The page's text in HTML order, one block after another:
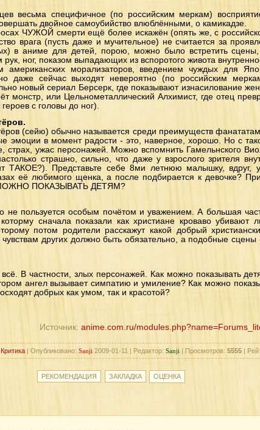
весьма специфичное (по российским меркам)
двойное самоубийство влюблёнными, о камикадзе.
ЧУЖОЙ смерти ещё более искажён (опять же, с
врага (пусть даже и мучительное) не считается за
в аниме для детей, порою, можно было встретить
ног, показом выпадающих из вспоротого живота
морализаторов, введением чуждых для
даже сейчас выходят невероятно (по российским
новый сериал Берсерк, где показывают изнасилование
монстр, или Цельнометаллический Алхимист, где отец
с головы до ног).
(сейю) обычно называется среди преимуществ
эмоции в момент радости - это, наверное, хорошо. Но с
страх, ужас персонажей. Можно вспомнить Гамельнского
страшно, сильно, что даже у взрослого зрителя
ТАКОЕ?). Представьте себе 8ми летнюю малышку, вдруг,
её любимого щенка, а после подбирается к девочке?
МОЖНО ПОКАЗЫВАТЬ ДЕТЯМ?
не пользуется особым почётом и уважением. А большая
сначала показали как христиане кроваво убивают
потом родители расскажут какой добрый
других должно быть обязательно, а подобные
В частности, злых персонажей. Как можно показывать
ангел вызывает симпатию и умиление? Как можно
добрых как умом, так и красотой?
Источник: anime.com.ru/
| Опубликовано:Sanji 2009-01-11 | Редактор: Sanji | Просмотров: 5555 |